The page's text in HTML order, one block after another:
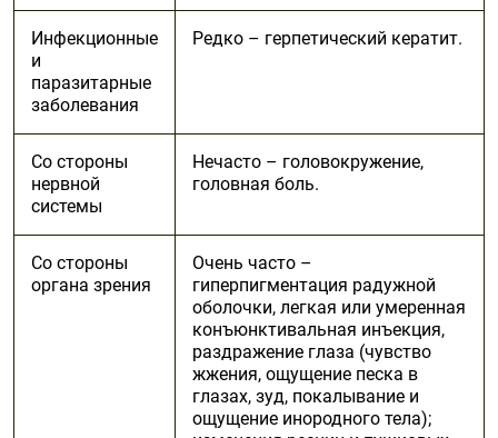
Инфекционные
и
паразитарные
заболевания
Редко – герпетический кератит.
Со стороны
нервной
системы
Нечасто – головокружение,
головная боль.
Со стороны
органа зрения
Очень часто –
гиперпигментация радужной
оболочки, легкая или умеренная
конъюнктивальная инъекция,
раздражение глаза (чувство
жжения, ощущение песка в
глазах, зуд, покалывание и
ощущение инородного тела);